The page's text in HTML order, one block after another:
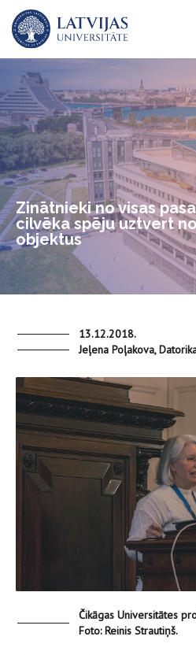
Zinātnieki no visas
cilvēka spēju uztvert
objektus
13.12.2018.
Jeļena Poļakova,
Čikāgas Universitātes
Foto: Reinis Strautiņš.